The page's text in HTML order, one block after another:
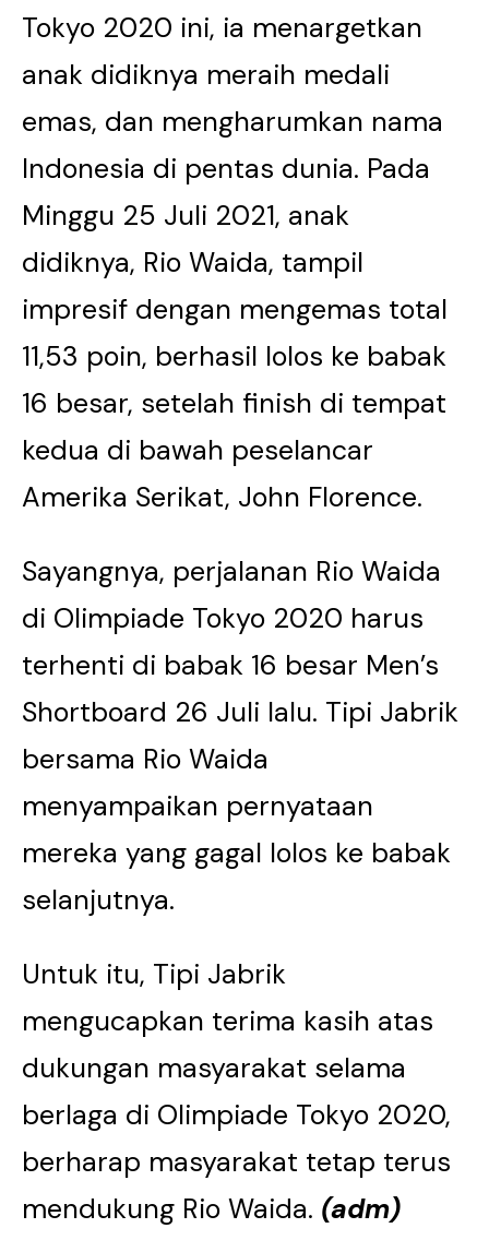
Tokyo 2020 ini, ia menargetkan
anak didiknya meraih medali
emas, dan mengharumkan nama
Indonesia di pentas dunia. Pada
Minggu 25 Juli 2021, anak
didiknya, Rio Waida, tampil
impresif dengan mengemas total
11,53 poin, berhasil lolos ke babak
16 besar, setelah finish di tempat
kedua di bawah peselancar
Amerika Serikat, John Florence.
Sayangnya, perjalanan Rio Waida
di Olimpiade Tokyo 2020 harus
terhenti di babak 16 besar Men’s
Shortboard 26 Juli lalu. Tipi Jabrik
bersama Rio Waida
menyampaikan pernyataan
mereka yang gagal lolos ke babak
selanjutnya.
Untuk itu, Tipi Jabrik
mengucapkan terima kasih atas
dukungan masyarakat selama
berlaga di Olimpiade Tokyo 2020,
berharap masyarakat tetap terus
mendukung Rio Waida. (adm)